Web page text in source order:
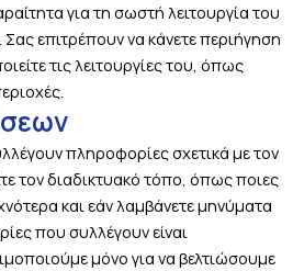
για τη σωστή λειτουργία του
επιτρέπουν να κάνετε περιήγηση
τις λειτουργίες του, όπως
πληροφορίες σχετικά με τον
τον διαδικτυακό τόπο, όπως ποιες
και εάν λαμβάνετε μηνύματα
που συλλέγουν είναι
μόνο για να βελτιώσουμε